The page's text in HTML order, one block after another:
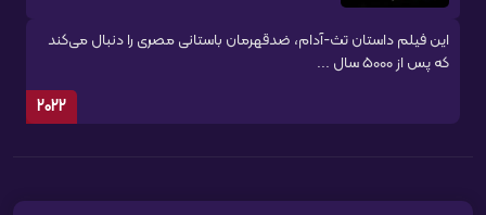
این فیلم داستان تث-آدام، ضدقهرمان باستانی مصری را دنبال می‌کند
که پس از 5000 سال ...
2022